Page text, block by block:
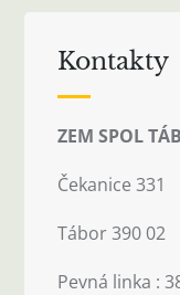
Kontakty
ZEM SPOL
Čekanice 331
Tábor 390 02
Pevná linka :